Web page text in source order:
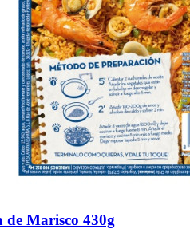
de Marisco 430g